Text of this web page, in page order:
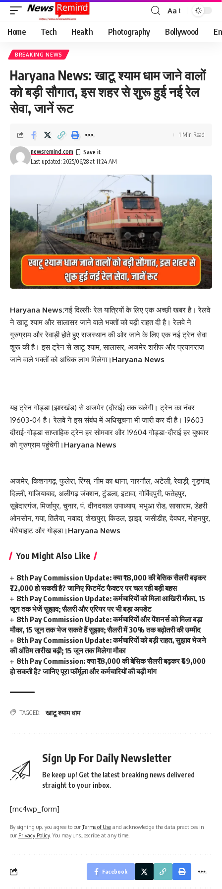
Font
Resizer
Aa
Home Tech Health Photography Bollywood
BREAKING NEWS
Haryana News: खाटू श्याम धाम जाने वालों
को बड़ी सौगात, इस शहर से शुरू हुई नई रेल
सेवा, जानें रूट
Last updated: 2025/06/28 at 11:24 AM
newsremind.com
1 Min Read
Haryana News:नई दिल्लीः रेल यात्रियों के लिए एक अच्छी खबर है। रेलवे
ने खाटू श्याम और सालासर जाने वाले भक्तों को बड़ी राहत दी है। रेलवे ने
गुरुग्राम और रेवाड़ी होते हुए राजस्थान की ओर जाने के लिए एक नई ट्रेन सेवा
शुरू की है। इस ट्रेन से खाटू श्याम, सालासर, अजमेर शरीफ और प्रयागराज
जाने वाले भक्तों को अधिक लाभ मिलेगा। Haryana News
यह ट्रेन गोड्डा (झारखंड) से अजमेर (दौराई) तक चलेगी। ट्रेन का नंबर
19603-04 है। रेलवे ने इस संबंध में अधिसूचना भी जारी कर दी है। 19603
दौराई-गोड्डा साप्ताहिक ट्रेन हर सोमवार और 19604 गोड्डा-दौराई हर बुधवार
को गुरुग्राम पहुंचेगी। Haryana News
अजमेर, किशनगढ़, फुलेरा, रिंग्स, नीम का थाना, नारनौल, अटेली, रेवाड़ी, गुड़गांव,
दिल्ली, गाजियाबाद, अलीगढ़ जंक्शन, टुंडला, इटावा, गोविंदपुरी, फतेहपुर,
सूबेदारगंज, मिर्जापुर, चुनार, पं. दीनदयाल उपाध्याय, भभुआ रोड, सासाराम, डेहरी
ओनसोन, गया, तिलैया, नवादा, शेखपुरा, किउल, झाझा, जसीडीह, देवघर, मोहनपुर,
पोरैयाहाट और गोड्डा। Haryana News
You Might Also Like
8th Pay Commission Update: क्या ₹18,000 की बेसिक सैलरी बढ़कर
₹72,000 हो सकती है? जानिए फिटमेंट फैक्टर पर चल रही बड़ी बहस
8th Pay Commission Update: कर्मचारियों को मिला आखिरी मौका, 15
जून तक भेजें सुझाव; सैलरी और एरियर पर भी बड़ा अपडेट
8th Pay Commission Update: कर्मचारियों और पेंशनर्स को मिला बड़ा
मौका, 15 जून तक भेज सकते हैं सुझाव; सैलरी में 30% तक बढ़ोतरी की उम्मीद
8th Pay Commission Update: कर्मचारियों को बड़ी राहत, सुझाव भेजने
की अंतिम तारीख बढ़ी; 15 जून तक मिलेगा मौका
8th Pay Commission: क्या ₹18,000 की बेसिक सैलरी बढ़कर ₹69,000
हो सकती है? जानिए पूरा फॉर्मूला और कर्मचारियों की बड़ी मांग
TAGGED: खाटू श्याम धाम
Sign Up For Daily Newsletter
Be keep up! Get the latest breaking news delivered
straight to your inbox.
[mc4wp_form]
By signing up, you agree to ourTerms of Use and acknowledge the data practices in
our Privacy Policy. You may unsubscribe at any time.
Facebook